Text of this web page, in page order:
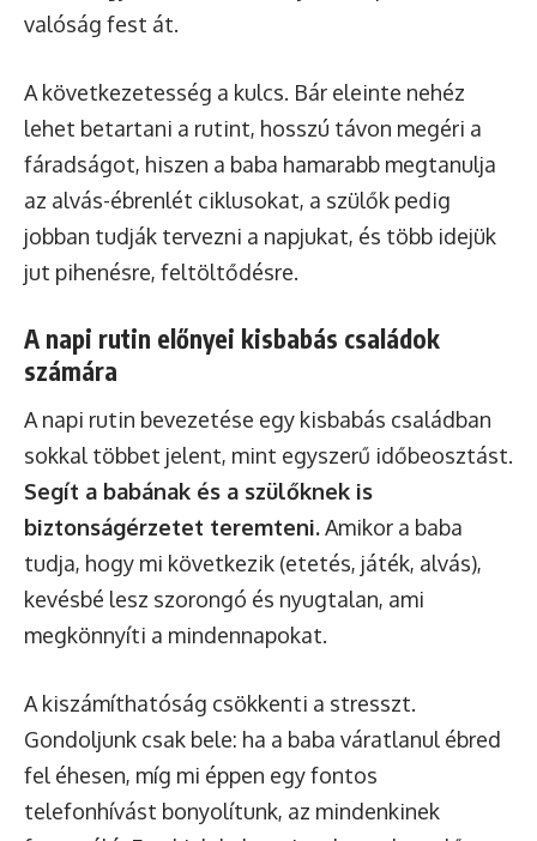
valóság fest át.
A következetesség a kulcs. Bár eleinte nehéz
lehet betartani a rutint, hosszú távon megéri a
fáradságot, hiszen a baba hamarabb megtanulja
az alvás-ébrenlét ciklusokat, a szülők pedig
jobban tudják tervezni a napjukat, és több idejük
jut pihenésre, feltöltődésre.
A napi rutin előnyei kisbabás családok
számára
A napi rutin bevezetése egy kisbabás családban
sokkal többet jelent, mint egyszerű időbeosztást.
Segít a babának és a szülőknek is
biztonságérzetet teremteni.Amikor a baba
tudja, hogy mi következik (etetés, játék, alvás),
kevésbé lesz szorongó és nyugtalan, ami
megkönnyíti a mindennapokat.
A kiszámíthatóság csökkenti a stresszt.
Gondoljunk csak bele: ha a baba váratlanul ébred
fel éhesen, míg mi éppen egy fontos
telefonhívást bonyolítunk, az mindenkinek